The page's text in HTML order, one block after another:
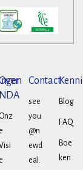
NDA
Onz
e
e
Contact
see
you
@n
ewd
eal.
Blog
FAQ
Boe
ken